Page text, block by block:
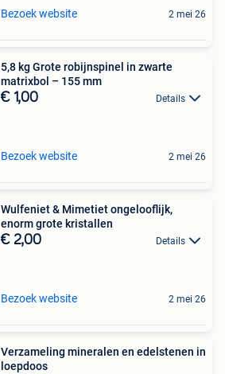
Bezoek website 2 mei 26
5,8 kg Grote robijnspinel in zwarte
matrixbol – 155 mm
€ 1,00 Details
Bezoek website 2 mei 26
Wulfeniet & Mimetiet ongelooflijk,
enorm grote kristallen
€ 2,00 Details
Bezoek website 2 mei 26
Verzameling mineralen en edelstenen in
loepdoos